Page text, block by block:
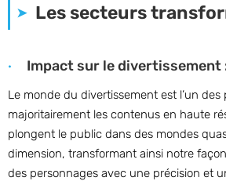
Les secteurs
Impact sur le divertissement
Le monde du divertissement est l’un
majoritairement les contenus en haute
plongent le public dans des mondes
dimension, transformant ainsi notre
des personnages avec une précision et